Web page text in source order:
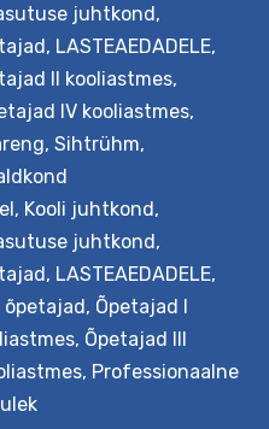
on mõeldud andmaks
haridusasutusele
muudatustesse
suhtumine ajas muutub. See
on neid töötajaid, kes on
kelle jaoks muutused on
lähtuvalt koostatakse
soovitusi soovitud
Haridusasutus…
Continue
juhtkond,
, LASTEAEDADELE,
II kooliastmes,
IV kooliastmes,
, Sihtrühm,
, Kooli juhtkond,
juhtkond,
, LASTEAEDADELE,
õpetajad, Õpetajad I
, Õpetajad III
, Professionaalne